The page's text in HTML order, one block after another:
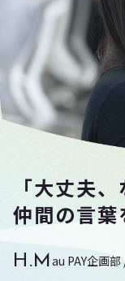
「大丈夫
仲間の言
H.M au PAY企画